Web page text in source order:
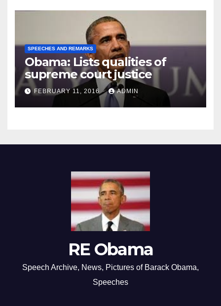
SPEECHES AND REMARKS
Obama: Lists qualities of
supreme court justice
FEBRUARY 11, 2016 ADMIN
RE Obama
Speech Archive, News, Pictures of Barack Obama,
Speeches